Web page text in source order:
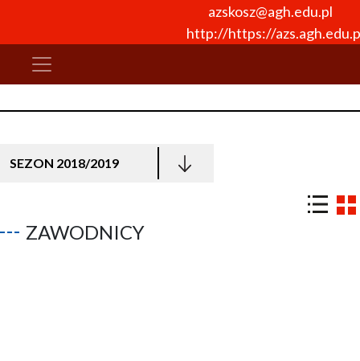
azskosz@agh.edu.pl
http://https://
SEZON 2018/2019
ZAWODNICY